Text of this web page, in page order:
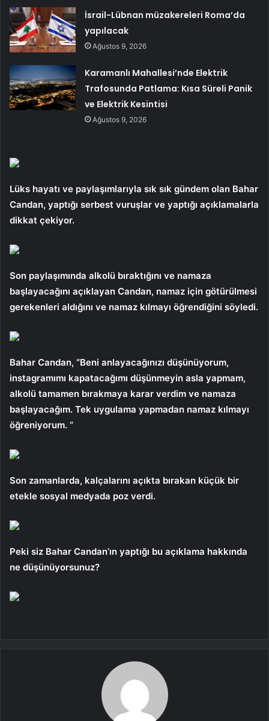
İsrail-Lübnan müzakereleri Roma’da
yapılacak
Ağustos 9, 2026
Karamanlı Mahallesi’nde Elektrik
Trafosunda Patlama: Kısa Süreli Panik
ve Elektrik Kesintisi
Ağustos 9, 2026
Lüks hayatı ve paylaşımlarıyla sık sık gündem olan Bahar
Candan, yaptığı serbest vuruşlar ve yaptığı açıklamalarla
dikkat çekiyor.
Son paylaşımında alkolü bıraktığını ve namaza
başlayacağını açıklayan Candan, namaz için götürülmesi
gerekenleri aldığını ve namaz kılmayı öğrendiğini söyledi.
Bahar Candan, “Beni anlayacağınızı düşünüyorum,
instagramımı kapatacağımı düşünmeyin asla yapmam,
alkolü tamamen bırakmaya karar verdim ve namaza
başlayacağım. Tek uygulama yapmadan namaz kılmayı
öğreniyorum. “
Son zamanlarda, kalçalarını açıkta bırakan küçük bir
etekle sosyal medyada poz verdi.
Peki siz Bahar Candan’ın yaptığı bu açıklama hakkında
ne düşünüyorsunuz?